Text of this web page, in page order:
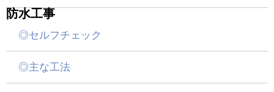
防水工事
◎セルフチェック
◎主な工法